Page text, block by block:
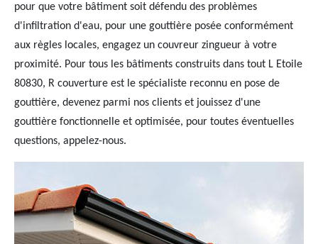
pour que votre bâtiment soit défendu des problèmes
d'infiltration d'eau, pour une gouttière posée conformément
aux règles locales, engagez un couvreur zingueur à votre
proximité. Pour tous les bâtiments construits dans tout L Etoile
80830, R couverture est le spécialiste reconnu en pose de
gouttière, devenez parmi nos clients et jouissez d'une
gouttière fonctionnelle et optimisée, pour toutes éventuelles
questions, appelez-nous.